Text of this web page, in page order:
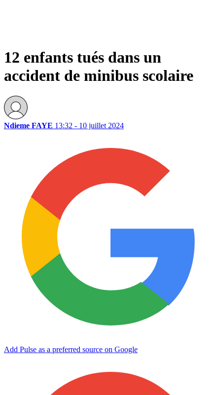
12 enfants tués dans un
accident de minibus scolaire
Ndieme FAYE 13:32 - 10 juillet 2024
Add Pulse as a preferred source on Google